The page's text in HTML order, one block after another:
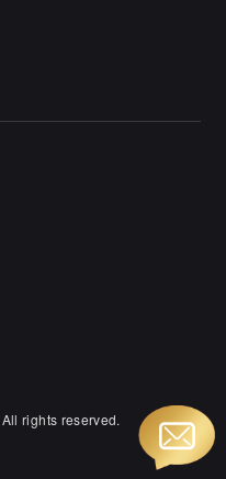
rights reserved.